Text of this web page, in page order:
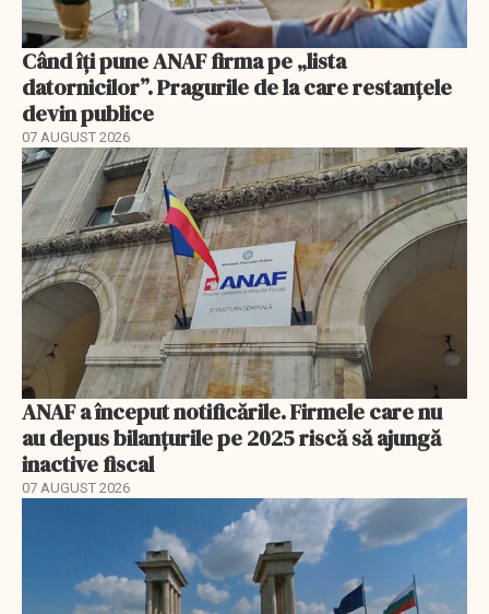
Când îți pune ANAF firma pe „lista
datornicilor”. Pragurile de la care restanțele
devin publice
07 AUGUST 2026
ANAF a început notificările. Firmele care nu
au depus bilanțurile pe 2025 riscă să ajungă
inactive fiscal
07 AUGUST 2026